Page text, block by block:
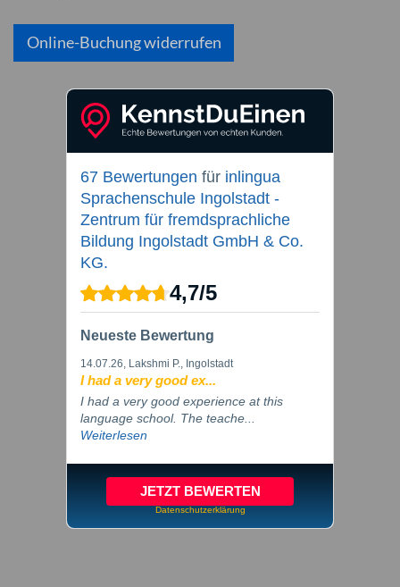
Online-Buchung widerrufen
67 Bewertungen für inlingua
Sprachenschule Ingolstadt -
Zentrum für fremdsprachliche
Bildung Ingolstadt GmbH & Co.
KG.
4,7/5
Neueste Bewertung
14.07.26, Lakshmi P., Ingolstadt
I had a very good ex...
I had a very good experience at this
language school. The teache...
Weiterlesen
JETZT BEWERTEN
Datenschutzerklärung